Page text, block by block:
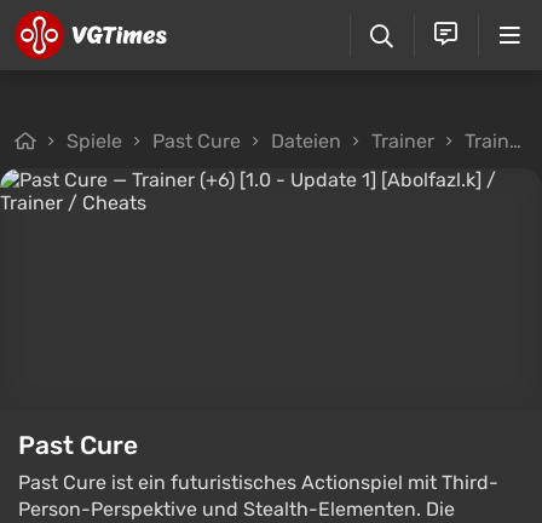
Spiele Past Cure Dateien Trainer Trainer (+6) [1.0 - Update 1] [Abolfazl.k]
Past Cure
Past Cure ist ein futuristisches Actionspiel mit Third-
Person-Perspektive und Stealth-Elementen. Die